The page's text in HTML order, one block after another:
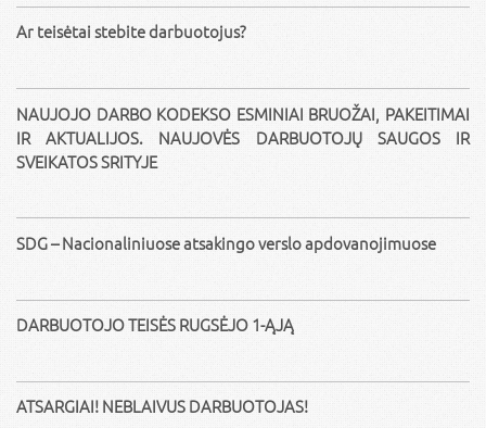
Ar teisėtai stebite darbuotojus?
NAUJOJO DARBO KODEKSO ESMINIAI BRUOŽAI, PAKEITIMAI
IR AKTUALIJOS. NAUJOVĖS DARBUOTOJŲ SAUGOS IR
SVEIKATOS SRITYJE
SDG – Nacionaliniuose atsakingo verslo apdovanojimuose
DARBUOTOJO TEISĖS RUGSĖJO 1-ĄJĄ
ATSARGIAI! NEBLAIVUS DARBUOTOJAS!